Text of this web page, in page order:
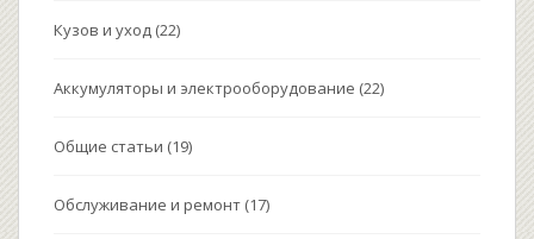
Кузов и уход (22)
Аккумуляторы и электрооборудование (22)
Общие статьи (19)
Обслуживание и ремонт (17)